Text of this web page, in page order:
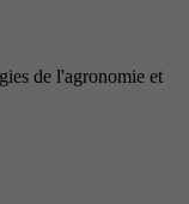
de l'agronomie et